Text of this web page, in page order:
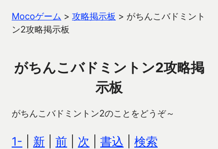
Mocoゲーム > 攻略掲示板 > がちんこバドミント
ン2攻略掲示板
がちんこバドミントン2攻略掲
示板
がちんこバドミントン2のことをどうぞ～
1- 新 前 次 書込 検索